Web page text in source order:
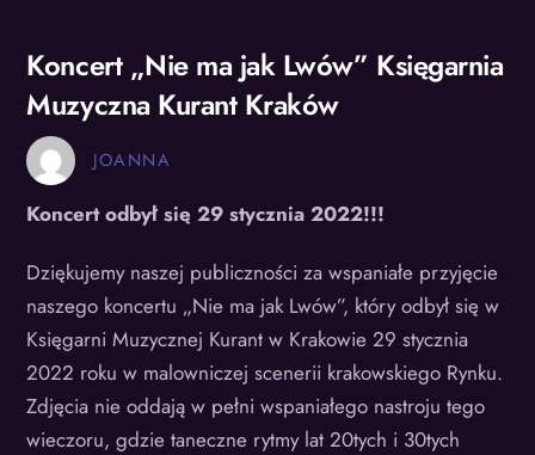
Koncert „Nie ma jak Lwów” Księgarnia
Muzyczna Kurant Kraków
JOANNA
Koncert odbył się 29 stycznia 2022!!!
Dziękujemy naszej publiczności za wspaniałe przyjęcie
naszego koncertu „Nie ma jak Lwów”, który odbył się w
Księgarni Muzycznej Kurant w Krakowie 29 stycznia
2022 roku w malowniczej scenerii krakowskiego Rynku.
Zdjęcia nie oddają w pełni wspaniałego nastroju tego
wieczoru, gdzie taneczne rytmy lat 20tych i 30tych